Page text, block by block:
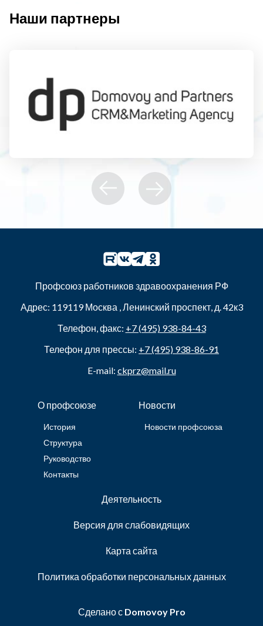
Наши партнеры
Профсоюз работников здравоохранения РФ
Адрес: 119119Москва ,Ленинский проспект, д. 42к3
Телефон, факс: +7 (495) 938-84-43
Телефон для прессы: +7 (495) 938-86-91
E-mail: ckprz@mail.ru
О профсоюзе
История
Структура
Руководство
Контакты
Новости
Новости профсоюза
Деятельность
Версия для слабовидящих
Карта сайта
Политика обработки персональных данных
Сделано с Domovoy Pro